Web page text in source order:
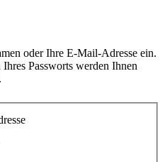
oder Ihre E-Mail-Adresse ein.
Passworts werden Ihnen